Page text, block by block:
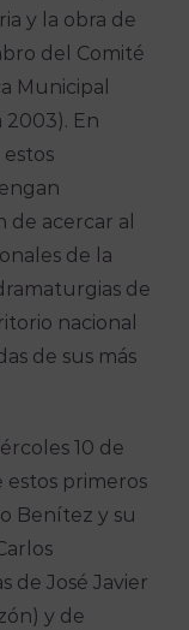
y la obra de
del Comité
Municipal
2003). En
de acercar al
de la
de
nacional
de sus más
10 de
primeros
Benítez y su
de José Javier
y de